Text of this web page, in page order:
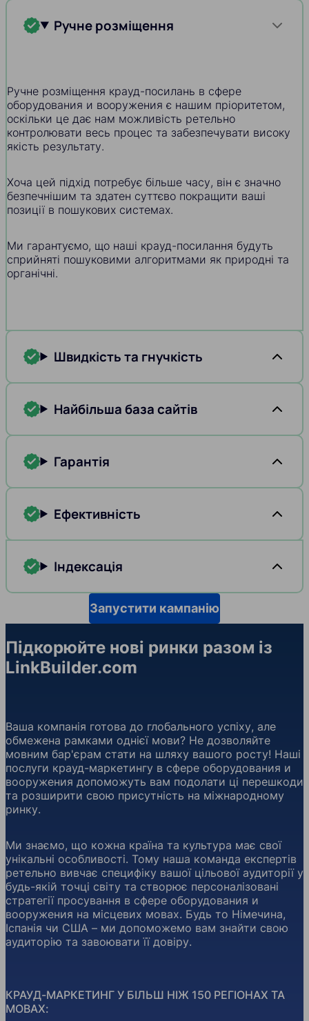
Ручне розміщення
Ручне розміщення крауд-посилань в сфере
оборудования и вооружения є нашим пріоритетом,
оскільки це дає нам можливість ретельно
контролювати весь процес та забезпечувати високу
якість результату.
Хоча цей підхід потребує більше часу, він є значно
безпечнішим та здатен суттєво покращити ваші
позиції в пошукових системах.
Ми гарантуємо, що наші крауд-посилання будуть
сприйняті пошуковими алгоритмами як природні та
органічні.
Швидкість та гнучкість
Найбільша база сайтів
Гарантія
Ефективність
Індексація
Запустити кампанію
Підкорюйте нові ринки разом із
LinkBuilder.com
КРАУД-МАРКЕТИНГ У БІЛЬШ НІЖ 150 РЕГІОНАХ ТА
МОВАХ:
Ваша компанія готова до глобального успіху, але
обмежена рамками однієї мови? Не дозволяйте
мовним бар'єрам стати на шляху вашого росту! Наші
послуги крауд-маркетингу в сфере оборудования и
вооружения допоможуть вам подолати ці перешкоди
та розширити свою присутність на міжнародному
ринку.
Ми знаємо, що кожна країна та культура має свої
унікальні особливості. Тому наша команда експертів
ретельно вивчає специфіку вашої цільової аудиторії у
будь-якій точці світу та створює персоналізовані
стратегії просування в сфере оборудования и
вооружения на місцевих мовах. Будь то Німечина,
Іспанія чи США – ми допоможемо вам знайти свою
аудиторію та завоювати її довіру.